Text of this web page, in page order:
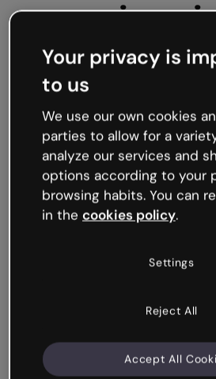
con
Una presentación animada
hacer y tan potente que
Combina efectos de
descubre el poder del
atrapar todas las miradas.
Crea una
Your privacy is
to us
We use our own cookies
parties to allow for a
analyze our services and
options according to your
browsing habits. You can
in the cookies policy.
Settings
Reject All
Accept All